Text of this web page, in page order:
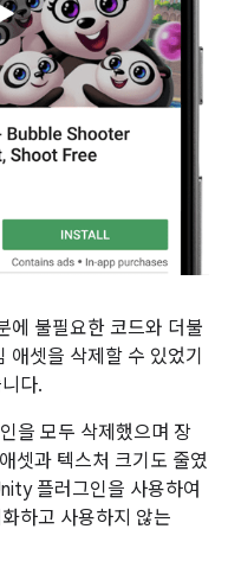
에 불필요한 코드와 더불
셋을 삭제할 수 있었기
다.
을 모두 삭제했으며 장
셋과 텍스처 크기도 줄였
플러그인을 사용하여
하고 사용하지 않는